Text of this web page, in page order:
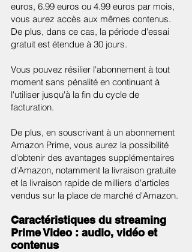
euros, 6.99 euros ou 4.99 euros par mois,
vous aurez accès aux mêmes contenus.
De plus, dans ce cas, la période d'essai
gratuit est étendue à 30 jours.
Vous pouvez résilier l'abonnement à tout
moment sans pénalité en continuant à
l'utiliser jusqu'à la fin du cycle de
facturation.
De plus, en souscrivant à un abonnement
Amazon Prime, vous aurez la possibilité
d'obtenir des avantages supplémentaires
d'Amazon, notamment la livraison gratuite
et la livraison rapide de milliers d'articles
vendus sur la place de marché d'Amazon.
Caractéristiques du streaming
Prime Video : audio, vidéo et
contenus